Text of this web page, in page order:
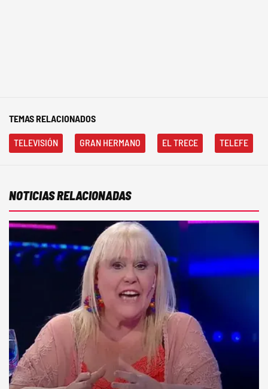
TEMAS RELACIONADOS
TELEVISIÓN GRAN HERMANO EL TRECE TELEFE
NOTICIAS RELACIONADAS